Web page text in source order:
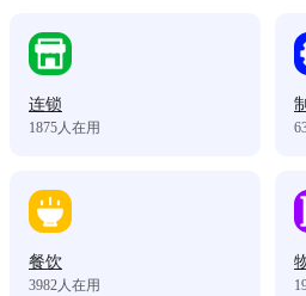
连锁
1875人在用
餐饮
3982人在用